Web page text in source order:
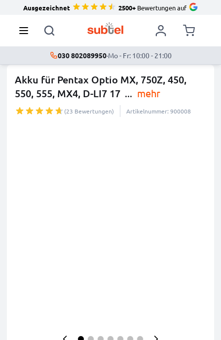
Ausgezeichnet 2500+Bewertungen auf
030 802089950·Mo - Fr: 10:00 - 21:00
Akku für Pentax Optio MX, 750Z, 450,
550, 555, MX4, D-LI7 17 ... mehr
(23 Bewertungen) Artikelnummer: 900008